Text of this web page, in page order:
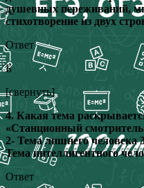
душевных переживаний,
стихотворение из двух
Ответ
Б
[свернуть]
4. Какая тема
«Станционный
2- Тема лишнего человека
Тема интеллигентного
Ответ